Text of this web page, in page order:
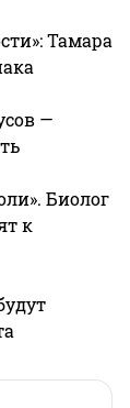
Тамара
—
Биолог
к